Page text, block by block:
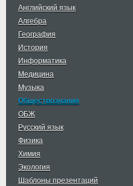
Английский язык
Алгебра
География
История
Информатика
Медицина
Музыка
Обществознания
ОБЖ
Русский язык
Физика
Химия
Экология
Шаблоны презентаций